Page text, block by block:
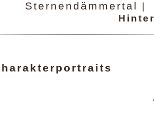
Sternendämmertal |